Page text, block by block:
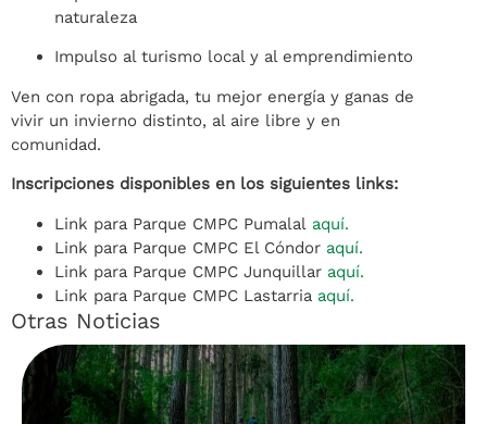
naturaleza
Impulso al turismo local y al emprendimiento
Ven con ropa abrigada, tu mejor energía y ganas de
vivir un invierno distinto, al aire libre y en
comunidad.
Inscripciones disponibles en los siguientes links:
Link para Parque CMPC Pumalal aquí.
Link para Parque CMPC El Cóndor aquí.
Link para Parque CMPC Junquillar aquí.
Link para Parque CMPC Lastarria aquí.
Otras Noticias